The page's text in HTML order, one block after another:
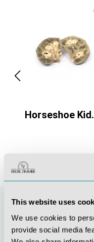
This website uses
We use cookies to
provide social media